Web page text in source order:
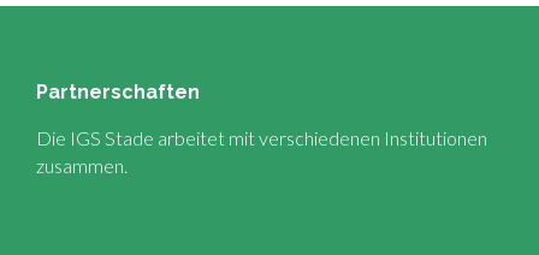
Partnerschaften
Die IGS Stade arbeitet mit verschiedenen Institutionen
zusammen.